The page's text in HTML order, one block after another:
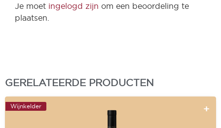
Je moet ingelogd zijn om een beoordeling te
plaatsen.
GERELATEERDE PRODUCTEN
Wijnkelder